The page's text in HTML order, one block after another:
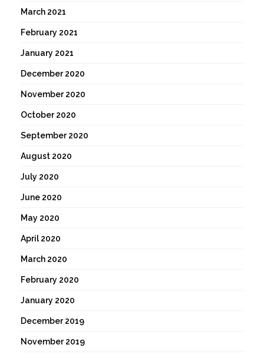
March 2021
February 2021
January 2021
December 2020
November 2020
October 2020
September 2020
August 2020
July 2020
June 2020
May 2020
April 2020
March 2020
February 2020
January 2020
December 2019
November 2019